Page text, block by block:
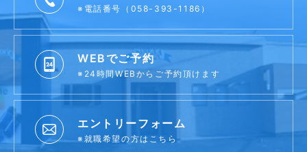
※電話番号（058-393-1186）
WEBでご予約
※24時間WEBからご予約頂けます
エントリーフォーム
※就職希望の方はこちら